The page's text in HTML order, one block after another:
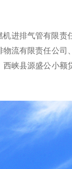
进排气管有限责
物流有限责任公司
峡县源盛公小额